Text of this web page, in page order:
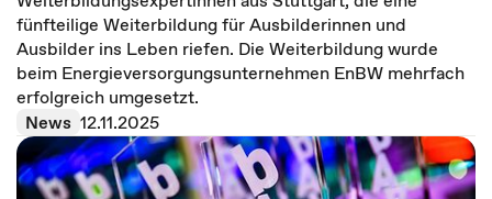
fünfteilige Weiterbildung für Ausbilderinnen und
Ausbilder ins Leben riefen. Die Weiterbildung wurde
beim Energieversorgungsunternehmen EnBW mehrfach
erfolgreich umgesetzt.
News 12.11.2025